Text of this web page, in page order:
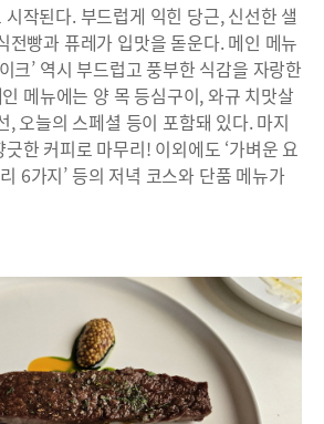
작된다. 부드럽게 익힌 당근, 신선한 샐
전빵과 퓨레가 입맛을 돋운다. 메인 메뉴
크’ 역시 부드럽고 풍부한 식감을 자랑한
메뉴에는 양 목 등심구이, 와규 치맛살
, 오늘의 스페셜 등이 포함돼 있다. 마지
한 커피로 마무리! 이외에도 ‘가벼운 요
6가지’ 등의 저녁 코스와 단품 메뉴가